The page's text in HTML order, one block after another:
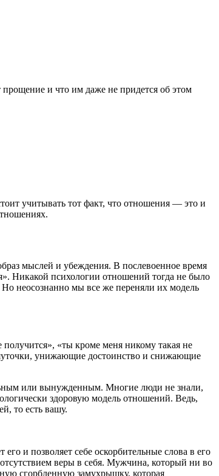
и что им даже не придется об этом
учитывать тот факт, что отношения ― это и
мыслей и убеждения. В послевоенное время
Никакой психологии отношений тогда не было
Но неосознанно мы все же переняли их модель
получится», «ты кроме меня никому такая не
унижающие достоинство и снижающие
или вынужденным. Многие люди не знали,
здоровую модель отношений. Ведь,
то есть вашу.
и позволяет себе оскорбительные слова в его
веры в себя. Мужчина, который ни во
сгорбленную замухрышку, которая